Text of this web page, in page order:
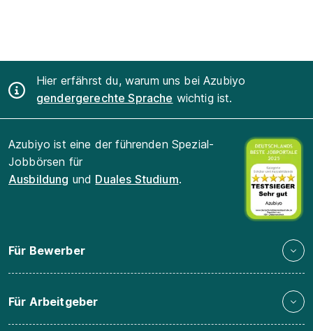
Hier erfährst du, warum uns bei Azubiyo
gendergerechte Sprache wichtig ist.
Azubiyo ist eine der führenden Spezial-
Jobbörsen für
Ausbildung und Duales Studium.
Für Bewerber
Für Arbeitgeber